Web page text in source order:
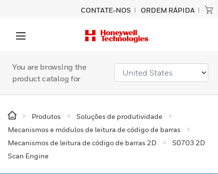
CONTATE-NOS ORDEM RÁPIDA
You are browsing the
product catalog for
Produtos
Soluções de produtividade
Mecanismos e módulos de leitura de código de barras
Mecanismos de leitura de código de barras 2D
S0703 2D
Scan Engine